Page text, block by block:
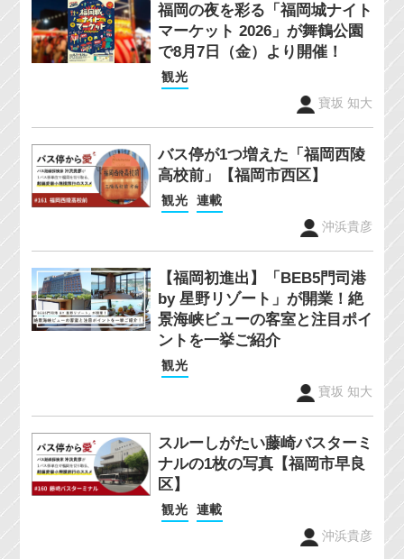
福岡の夜を彩る「福岡城ナイト
マーケット 2026」が舞鶴公園
で8月7日（金）より開催！
観光
寶坂 知大
バス停が1つ増えた「福岡西陵
高校前」【福岡市西区】
観光
連載
沖浜貴彦
【福岡初進出】「BEB5門司港
by 星野リゾート」が開業！絶
景海峡ビューの客室と注目ポイ
ントを一挙ご紹介
観光
寶坂 知大
スルーしがたい藤崎バスターミ
ナルの1枚の写真【福岡市早良
区】
観光
連載
沖浜貴彦